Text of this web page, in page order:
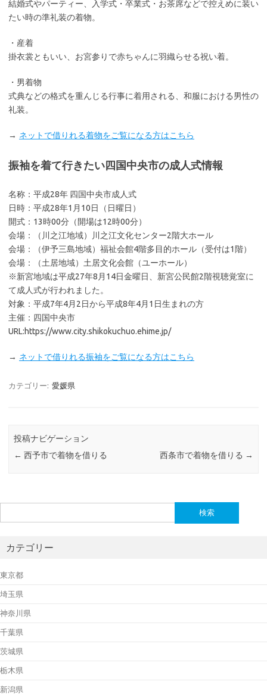
結婚式やパーティー、入学式・卒業式・お茶席などで控えめに装い
たい時の準礼装の着物。
・産着
掛衣裳ともいい、お宮参りで赤ちゃんに羽織らせる祝い着。
・男着物
式典などの格式を重んじる行事に着用される、和服における男性の
礼装。
→ ネットで借りれる着物をご覧になる方はこちら
振袖を着て行きたい四国中央市の成人式情報
名称：平成28年 四国中央市成人式
日時：平成28年1月10日（日曜日）
開式：13時00分（開場は12時00分）
会場：（川之江地域）川之江文化センター2階大ホール
会場：（伊予三島地域）福祉会館4階多目的ホール（受付は1階）
会場：（土居地域）土居文化会館（ユーホール）
※新宮地域は平成27年8月14日金曜日、新宮公民館2階視聴覚室に
て成人式が行われました。
対象：平成7年4月2日から平成8年4月1日生まれの方
主催：四国中央市
URL:https://www.city.shikokuchuo.ehime.jp/
→ ネットで借りれる振袖をご覧になる方はこちら
カテゴリー: 愛媛県
投稿ナビゲーション
← 西予市で着物を借りる 西条市で着物を借りる →
索:
カテゴリー
東京都
埼玉県
神奈川県
千葉県
茨城県
栃木県
新潟県